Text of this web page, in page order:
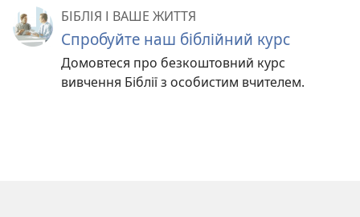
БІБЛІЯ І ВАШЕ ЖИТТЯ
Спробуйте наш біблійний курс
Домовтеся про безкоштовний курс
вивчення Біблії з особистим вчителем.